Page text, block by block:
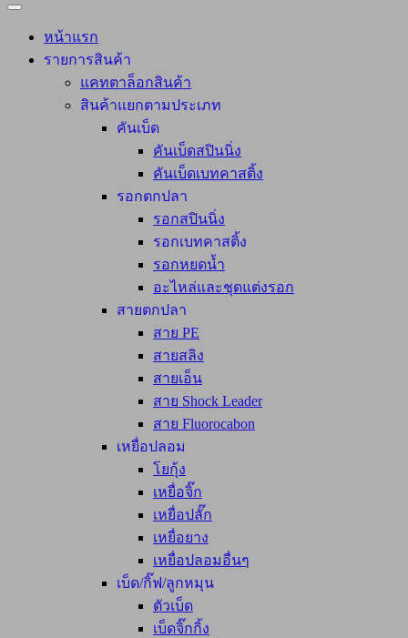
หน้าแรก
รายการสินค้า
แคทตาล็อกสินค้า
สินค้าแยกตามประเภท
คันเบ็ด
คันเบ็ดสปินนิ่ง
คันเบ็ดเบทคาสติ้ง
รอกตกปลา
รอกสปินนิ่ง
รอกเบทคาสติ้ง
รอกหยดน้ำ
อะไหล่และชุดแต่งรอก
สายตกปลา
สาย PE
สายสลิง
สายเอ็น
สาย Shock Leader
สาย Fluorocabon
เหยื่อปลอม
โยกุ้ง
เหยื่อจิ๊ก
เหยื่อปลั๊ก
เหยื่อยาง
เหยื่อปลอมอื่นๆ
เบ็ด/กิ๊ฟ/ลูกหมุน
ตัวเบ็ด
เบ็ดจิ๊กกิ้ง